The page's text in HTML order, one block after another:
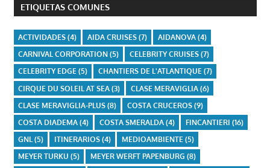
ETIQUETAS COMUNES
ACTIVIDADES(4) AIDA CRUISES(7) AIDANOVA(4)
CARNIVAL CORPORATION(5) CELEBRITY CRUISES(7)
CELEBRITY EDGE(5) CHANTIERS DE L'ATLANTIQUE(7)
CIRQUE DU SOLEIL AT SEA(3) CLASE MERAVIGLIA(6)
CLASE MERAVIGLIA-PLUS(8) COSTA CRUCEROS(9)
COSTA DIADEMA(4) COSTA SMERALDA(4) FINCANTIERI (16)
GNL(5) ITINERARIOS(4) MEDIOAMBIENTE(5)
MEYER TURKU (5) MEYER WERFT PAPENBURG (8)